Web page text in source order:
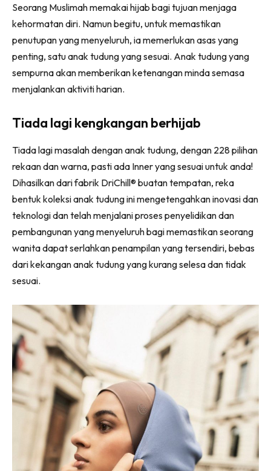
(Twitter)
Seorang Muslimah memakai hijab bagi tujuan menjaga
kehormatan diri. Namun begitu, untuk memastikan
penutupan yang menyeluruh, ia memerlukan asas yang
penting, satu anak tudung yang sesuai. Anak tudung yang
sempurna akan memberikan ketenangan minda semasa
menjalankan aktiviti harian.
Tiada lagi kengkangan berhijab
Tiada lagi masalah dengan anak tudung, dengan 228 pilihan
rekaan dan warna, pasti ada Inner yang sesuai untuk anda!
Dihasilkan dari fabrik DriChill® buatan tempatan, reka
bentuk koleksi anak tudung ini mengetengahkan inovasi dan
teknologi dan telah menjalani proses penyelidikan dan
pembangunan yang menyeluruh bagi memastikan seorang
wanita dapat serlahkan penampilan yang tersendiri, bebas
dari kekangan anak tudung yang kurang selesa dan tidak
sesuai.